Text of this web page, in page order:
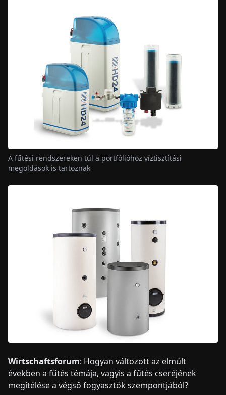
A fűtési rendszereken túl a portfólióhoz víztisztítási
megoldások is tartoznak
Wirtschaftsforum: Hogyan változott az elmúlt
években a fűtés témája, vagyis a fűtés cseréjének
megítélése a végső fogyasztók szempontjából?